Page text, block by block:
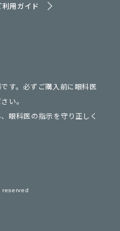
利用ガイド
す。必ずご購入前に眼科医
い。
眼科医の指示を守り正しく
reserved